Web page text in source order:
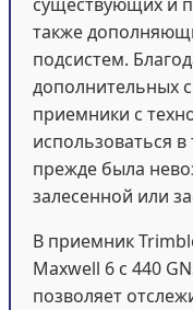
также
подсистем.
дополнительных
приемники с
использоваться в
прежде была
залесенной или
В приемник
Maxwell 6 с 440
позволяет